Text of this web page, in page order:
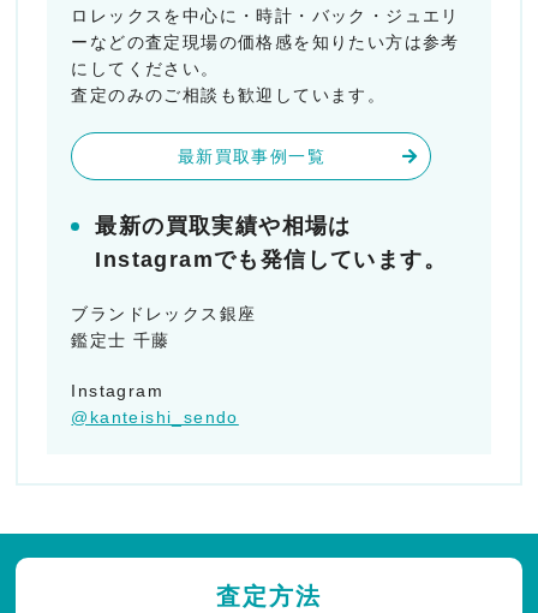
ロレックスを中心に・時計・バック・ジュエリ
ーなどの査定現場の価格感を知りたい方は参考
にしてください。
査定のみのご相談も歓迎しています。
最新買取事例一覧
最新の買取実績や相場は
Instagramでも発信しています。
ブランドレックス銀座
鑑定士 千藤
Instagram
@kanteishi_sendo
査定方法